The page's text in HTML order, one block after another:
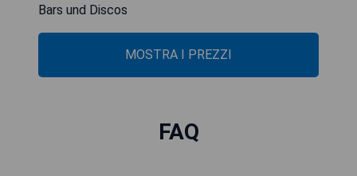
Bars und Discos
MOSTRA I PREZZI
FAQ